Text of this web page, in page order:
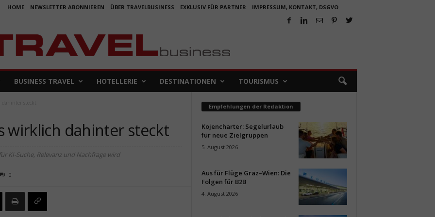
HOME NEWSLETTER ABONNIEREN ÜBER TRAVELBUSINESS EXKLUSIV FÜR PARTNER IMPRESSUM, KONTAKT, DSGVO
BUSINESS TRAVEL HOTELLERIE DESTINATIONEN TOURISMUS
wirklich dahinter steckt
KI-Suche, Relevanz und Nachfrage wird
0
Empfehlungen der Redaktion
Kojencharter: Segelurlaub
für neue Zielgruppen
5. August 2026
Aus für Flüge Graz–Wien: Die
Folgen für B2B
4. August 2026